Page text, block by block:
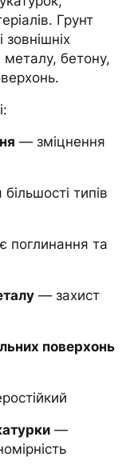
Грунт
зовнішніх
металу, бетону,
— зміцнення
типів
поглинання та
— захист
поверхонь
—